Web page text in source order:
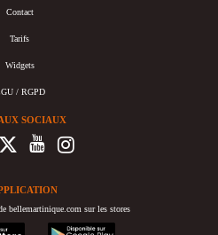
Contact
Tarifs
Widgets
/ RGPD
SOCIAUX
bellemartinique.com sur les stores
googleplay